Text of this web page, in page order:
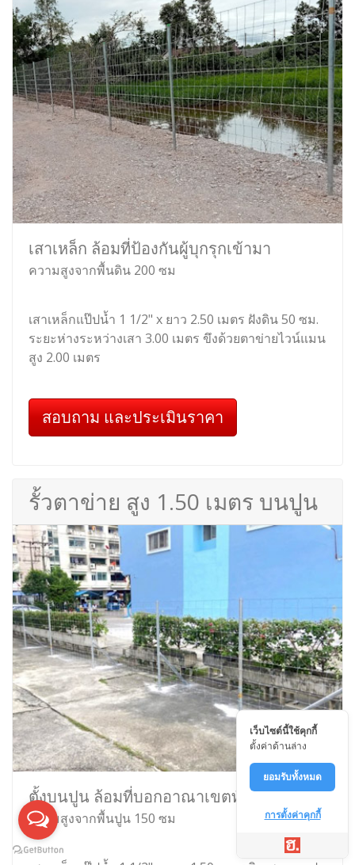
เสาเหล็ก ล้อมที่ป้องกันผู้บุกรุกเข้ามา
ความสูงจากพื้นดิน 200 ซม
เสาเหล็กแป๊ปน้ำ 1 1/2" x ยาว 2.50 เมตร ฝังดิน 50 ซม.
ระยะห่างระหว่างเสา 3.00 เมตร ขึงด้วยตาข่ายไวน์แมน
สูง 2.00 เมตร
สอบถาม และประเมินราคา
รั้วตาข่าย สูง 1.50 เมตร บนปูน
ตั้งบนปูน ล้อมที่บอกอาณาเขตทั่วไป
ความสูงจากพื้นปูน 150 ซม
เว็บไซต์นี้ใช้คุกกี้
ตั้งค่าด้านล่าง
ยอมรับทั้งหมด
การตั้งค่าคุกกี้